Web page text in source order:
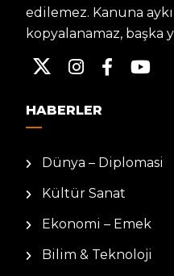
edilemez. Kanuna
kopyalanamaz, başka
HABERLER
Dünya – Diplomasi
Kültür Sanat
Ekonomi – Emek
Bilim & Teknoloji